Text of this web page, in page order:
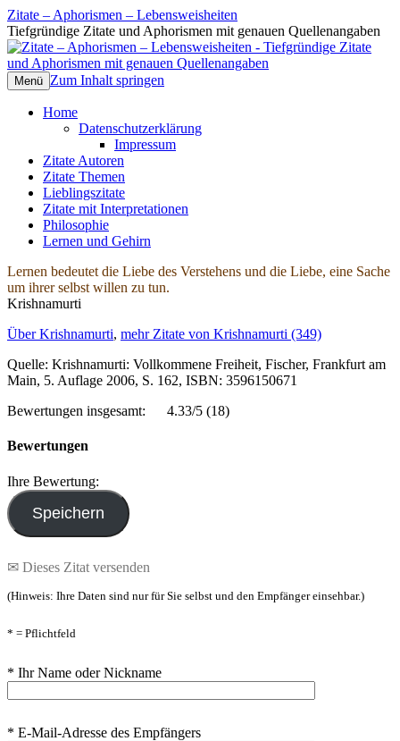
Zitate – Aphorismen – Lebensweisheiten
Tiefgründige Zitate und Aphorismen mit genauen Quellenangaben
Menü Zum Inhalt springen
Home
Datenschutzerklärung
Impressum
Zitate Autoren
Zitate Themen
Lieblingszitate
Zitate mit Interpretationen
Philosophie
Lernen und Gehirn
Lernen bedeutet die Liebe des Verstehens und die Liebe, eine Sache
um ihrer selbst willen zu tun.
Krishnamurti
Über Krishnamurti, mehr Zitate von Krishnamurti (349)
Quelle: Krishnamurti: Vollkommene Freiheit, Fischer, Frankfurt am
Main, 5. Auflage 2006, S. 162, ISBN: 3596150671
Bewertungen insgesamt:
4.33/5 (18)
Bewertungen
Ihre Bewertung:
✉ Dieses Zitat versenden
(Hinweis: Ihre Daten sind nur für Sie selbst und den Empfänger einsehbar.)
* = Pflichtfeld
* Ihr Name oder Nickname
* E-Mail-Adresse des Empfängers